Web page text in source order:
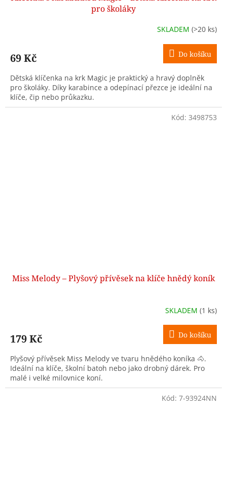
pro školáky
SKLADEM (>20 ks)
69 Kč Do košíku
Dětská klíčenka na krk Magic je praktický a hravý doplněk
pro školáky. Díky karabince a odepínací přezce je ideální na
klíče, čip nebo průkazku.
Miss Melody – Plyšový přívěsek na klíče hnědý koník
SKLADEM (1 ks)
179 Kč Do košíku
Plyšový přívěsek Miss Melody ve tvaru hnědého koníka 🐴.
Ideální na klíče, školní batoh nebo jako drobný dárek. Pro
malé i velké milovnice koní.
Kód: 3498753
Kód: 7-93924NN